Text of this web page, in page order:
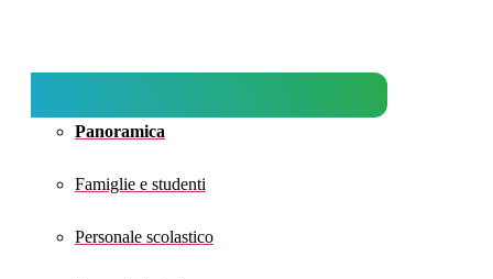
Panoramica
Famiglie e studenti
Personale scolastico